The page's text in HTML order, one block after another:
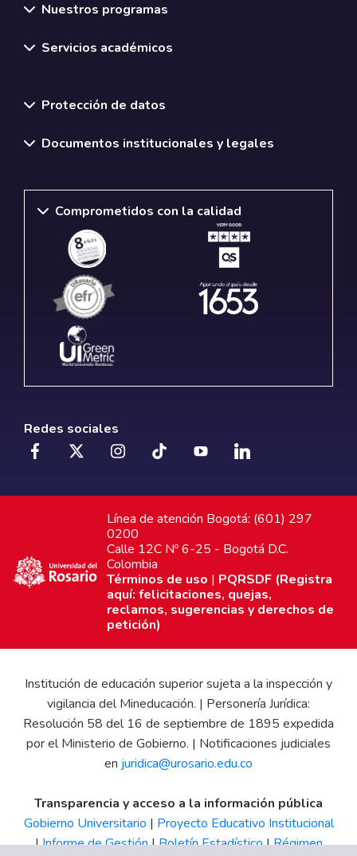
Nuestros programas
Servicios académicos
Protección de datos
Documentos institucionales y legales
Comprometidos con la calidad
Redes sociales
Línea de atención Bogotá: (601) 297
0200
Calle 12C Nº 6-25 - Bogotá D.C.
Colombia
Términos de uso | PQRSDF (Registra
aquí: felicitaciones, quejas,
reclamos, sugerencias y derechos de
petición)
Institución de educación superior sujeta a la inspección y
vigilancia del Mineducación. | Personería Jurídica:
Resolución 58 del 16 de septiembre de 1895 expedida
por el Ministerio de Gobierno. | Notificaciones judiciales
en juridica@urosario.edu.co
Transparencia y acceso a la información pública
Gobierno Universitario | Proyecto Educativo Institucional
|Informe de Gestión|Boletín Estadístico|Régimen